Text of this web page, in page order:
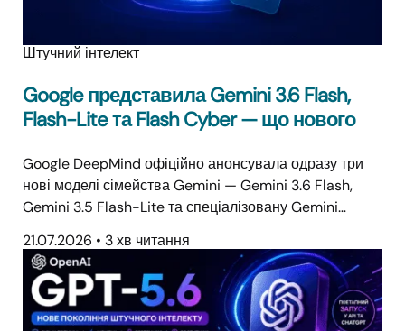
Штучний інтелект
Google представила Gemini 3.6 Flash,
Flash-Lite та Flash Cyber — що нового
Google DeepMind офіційно анонсувала одразу три
нові моделі сімейства Gemini — Gemini 3.6 Flash,
Gemini 3.5 Flash-Lite та спеціалізовану Gemini…
21.07.2026 • 3 хв читання